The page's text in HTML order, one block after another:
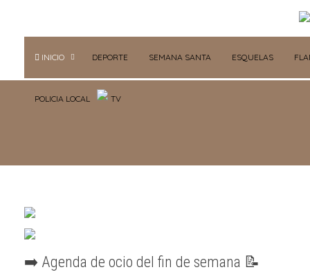
INICIO DEPORTE SEMANA SANTA ESQUELAS
POLICIA LOCAL TV
➡️ Agenda de ocio del fin de semana 📝